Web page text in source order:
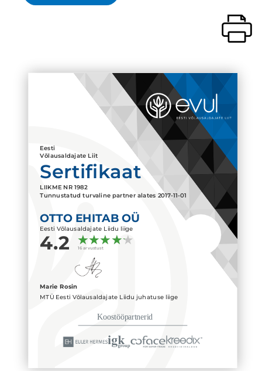
Eesti
Võlausaldajate Liit
Sertifikaat
LIIKME NR 1982
Tunnustatud turvaline partner alates 2017-11-01
OTTO EHITAB OÜ
Eesti Võlausaldajate Liidu liige
4.2 16 arvustust
Marie Rosin
MTÜ Eesti Võlausaldajate Liidu juhatuse liige